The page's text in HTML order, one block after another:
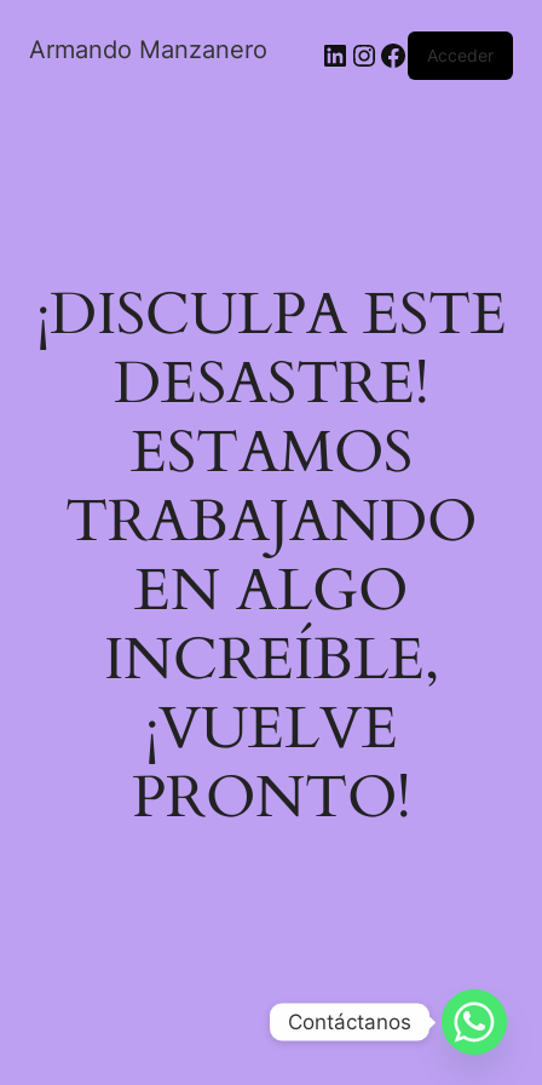
Armando Manzanero LinkedIn
Instagram
Facebook
Acceder
¡DISCULPA ESTE
DESASTRE!
ESTAMOS
TRABAJANDO
EN ALGO
INCREÍBLE,
¡VUELVE
PRONTO!
Contáctanos